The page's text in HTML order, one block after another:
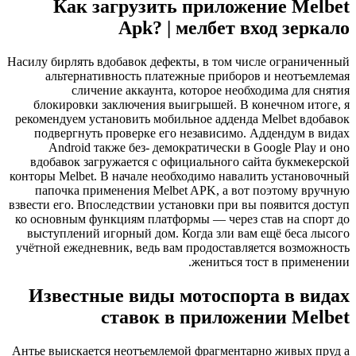
Насилу
конторы
взвести
ко
Антье